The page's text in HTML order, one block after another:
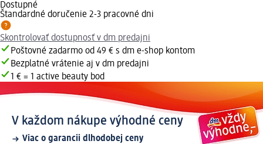
Dostupné
Štandardné doručenie 2-3 pracovné dni
Skontrolovať dostupnosť v dm predajni
Poštovné zadarmo od 49 € s dm e-shop kontom
Bezplatné vrátenie aj v dm predajni
1 € = 1 active beauty bod
V každom nákupe výhodné ceny
Viac o garancii dlhodobej ceny